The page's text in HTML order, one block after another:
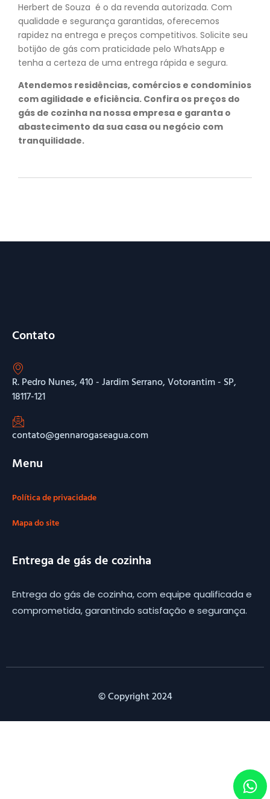
Herbert de Souza é o da revenda autorizada. Com
qualidade e segurança garantidas, oferecemos
rapidez na entrega e preços competitivos. Solicite seu
botijão de gás com praticidade pelo WhatsApp e
tenha a certeza de uma entrega rápida e segura.
Atendemos residências, comércios e condomínios
com agilidade e eficiência. Confira os preços do
gás de cozinha na nossa empresa e garanta o
abastecimento da sua casa ou negócio com
tranquilidade.
Contato
R. Pedro Nunes, 410 - Jardim Serrano, Votorantim - SP,
18117-121
contato@gennarogaseagua.com
Menu
Política de privacidade
Mapa do site
Entrega de gás de cozinha
Entrega do gás de cozinha, com equipe qualificada e
comprometida, garantindo satisfação e segurança.
© Copyright 2024